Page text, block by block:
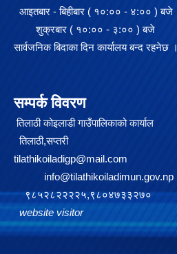
आइतबार - बिहीबार ( १०:०० - ४:०० ) बजे
शुक्रबार ( १०:०० - ३:०० ) बजे
सार्वजनिक बिदाका दिन कार्यालय बन्द रहनेछ ।
सम्पर्क विवरण
तिलाठी कोइलाडी गाउँपालिकाको कार्याल
तिलाठी,सप्तरी
tilathikoiladigp@mail.com
info@tilathikoiladimun.gov.np
९८५२८२२२२५,९८०४७३३२७०
website visitor